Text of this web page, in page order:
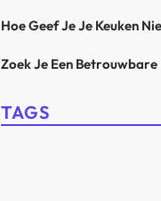
Hoe Geef Je Je Keuken
Zoek Je Een
TAGS